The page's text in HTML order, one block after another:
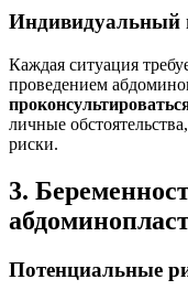
Индивидуальный
Каждая ситуация
проведением
личные
риски.
3.
Потенциальные